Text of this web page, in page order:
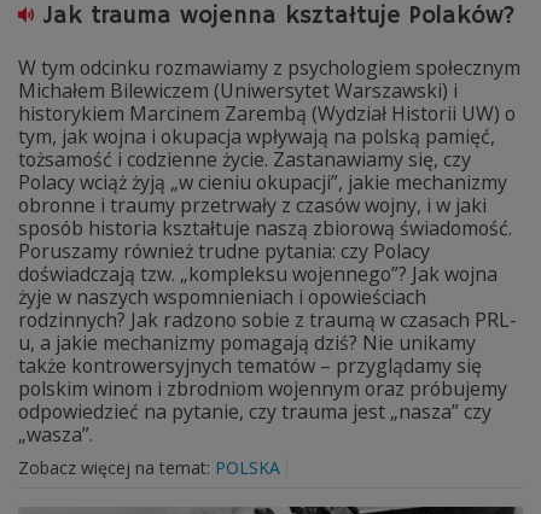
Jak trauma wojenna kształtuje Polaków?
W tym odcinku rozmawiamy z psychologiem społecznym
Michałem Bilewiczem (Uniwersytet Warszawski) i
historykiem Marcinem Zarembą (Wydział Historii UW) o
tym, jak wojna i okupacja wpływają na polską pamięć,
tożsamość i codzienne życie. Zastanawiamy się, czy
Polacy wciąż żyją „w cieniu okupacji”, jakie mechanizmy
obronne i traumy przetrwały z czasów wojny, i w jaki
sposób historia kształtuje naszą zbiorową świadomość.
Poruszamy również trudne pytania: czy Polacy
doświadczają tzw. „kompleksu wojennego”? Jak wojna
żyje w naszych wspomnieniach i opowieściach
rodzinnych? Jak radzono sobie z traumą w czasach PRL-
u, a jakie mechanizmy pomagają dziś? Nie unikamy
także kontrowersyjnych tematów – przyglądamy się
polskim winom i zbrodniom wojennym oraz próbujemy
odpowiedzieć na pytanie, czy trauma jest „nasza” czy
„wasza”.
Zobacz więcej na temat: POLSKA